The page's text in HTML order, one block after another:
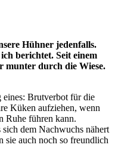
Hühner jedenfalls.
berichtet. Seit einem
munter durch die Wiese.
Brutverbot für die
Küken aufziehen, wenn
Ruhe führen kann.
dem Nachwuchs nähert
sie auch noch so freundlich